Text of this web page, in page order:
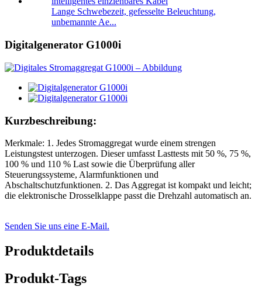
Lange Schwebezeit, gefesselte Beleuchtung,
unbemannte Ae...
Digitalgenerator G1000i
Kurzbeschreibung:
Merkmale: 1. Jedes Stromaggregat wurde einem strengen
Leistungstest unterzogen. Dieser umfasst Lasttests mit 50 %, 75 %,
100 % und 110 % Last sowie die Überprüfung aller
Steuerungssysteme, Alarmfunktionen und
Abschaltschutzfunktionen. 2. Das Aggregat ist kompakt und leicht;
die elektronische Drosselklappe passt die Drehzahl automatisch an.
Senden Sie uns eine E-Mail.
Produktdetails
Produkt-Tags